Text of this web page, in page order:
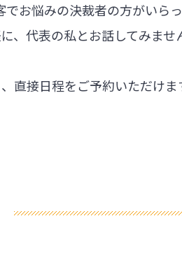
お悩みの決裁者の方がいらっ
、代表の私とお話してみませ
直接日程をご予約いただけま